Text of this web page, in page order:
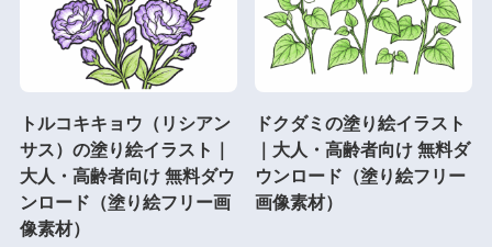
トルコキキョウ（リシアン
サス）の塗り絵イラスト｜
大人・高齢者向け 無料ダウ
ンロード（塗り絵フリー画
像素材）
ドクダミの塗り絵イラスト
｜大人・高齢者向け 無料ダ
ウンロード（塗り絵フリー
画像素材）